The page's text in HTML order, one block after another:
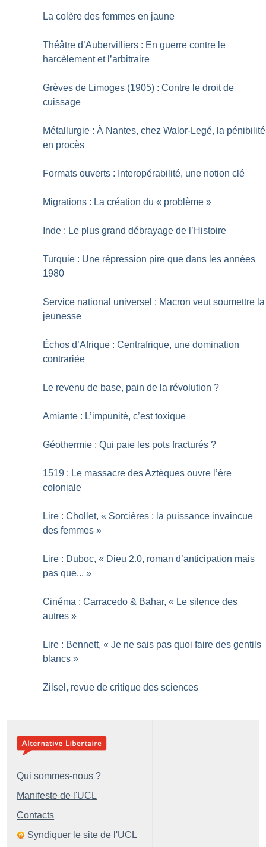
La colère des femmes en jaune
Théâtre d’Aubervilliers : En guerre contre le
harcèlement et l’arbitraire
Grèves de Limoges (1905) : Contre le droit de
cuissage
Métallurgie : À Nantes, chez Walor-Legé, la pénibilité
en procès
Formats ouverts : Interopérabilité, une notion clé
Migrations : La création du « problème »
Inde : Le plus grand débrayage de l’Histoire
Turquie : Une répression pire que dans les années
1980
Service national universel : Macron veut soumettre la
jeunesse
Échos d’Afrique : Centrafrique, une domination
contrariée
Le revenu de base, pain de la révolution ?
Amiante : L’impunité, c’est toxique
Géothermie : Qui paie les pots fracturés ?
1519 : Le massacre des Aztèques ouvre l’ère
coloniale
Lire : Chollet, « Sorcières : la puissance invaincue
des femmes »
Lire : Duboc, « Dieu 2.0, roman d’anticipation mais
pas que... »
Cinéma : Carracedo & Bahar, « Le silence des
autres »
Lire : Bennett, « Je ne sais pas quoi faire des gentils
blancs »
Zilsel, revue de critique des sciences
Qui sommes-nous ?
Manifeste de l'UCL
Contacts
Syndiquer le site de l'UCL